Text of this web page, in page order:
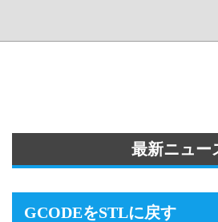
最新ニュー
GCODEをSTLに戻す